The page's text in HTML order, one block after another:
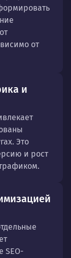
от
и
Это
и рост
SEO-